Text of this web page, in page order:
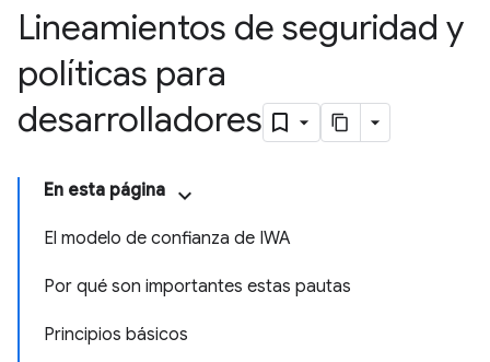
Lineamientos de seguridad y
políticas para
desarrolladores
En esta página
El modelo de confianza de IWA
Por qué son importantes estas pautas
Principios básicos